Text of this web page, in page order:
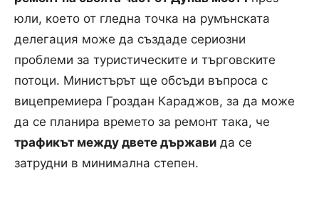
юли, което от гледна точка на румънската
делегация може да създаде сериозни
проблеми за туристическите и търговските
потоци. Министърът ще обсъди въпроса с
вицепремиера Гроздан Караджов, за да може
да се планира времето за ремонт така, че
трафикът между двете държави да се
затрудни в минимална степен.